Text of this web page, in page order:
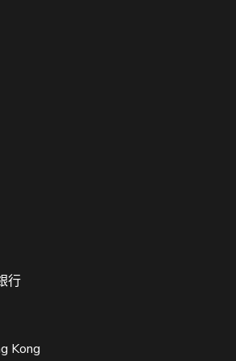
行
Kong